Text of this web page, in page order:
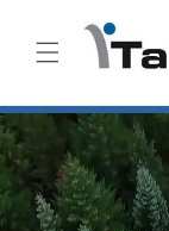
till
innehåll